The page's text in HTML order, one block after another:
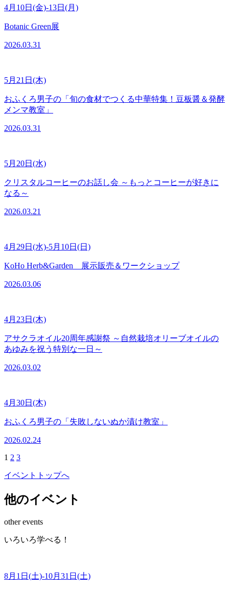
4月10日(金)-13日(月)
Botanic Green展
2026.03.31
5月21日(木)
おふくろ男子の「旬の食材でつくる中華特集！豆板醤＆発酵
メンマ教室」
2026.03.31
5月20日(水)
クリスタルコーヒーのお話し会 ～もっとコーヒーが好きに
なる～
2026.03.21
4月29日(水)-5月10日(日)
KoHo Herb&Garden 展示販売＆ワークショップ
2026.03.06
4月23日(木)
アサクラオイル20周年感謝祭 ～自然栽培オリーブオイルの
あゆみを祝う特別な一日～
2026.03.02
4月30日(木)
おふくろ男子の「失敗しないぬか漬け教室」
2026.02.24
1 2 3
イベントトップへ
他のイベント
other events
いろいろ学べる！
8月1日(土)-10月31日(土)